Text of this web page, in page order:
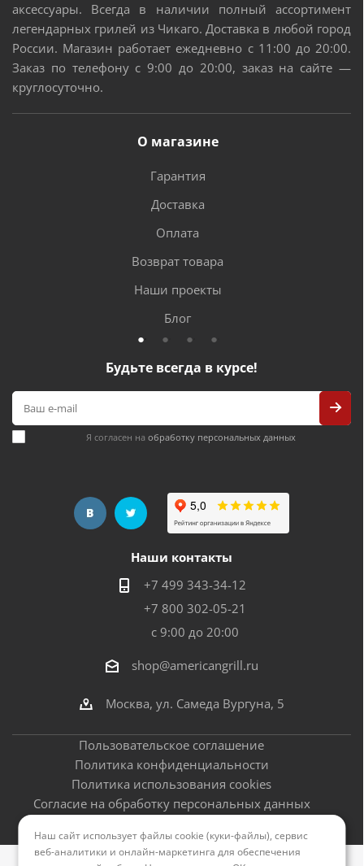
аксессуары. Всегда в наличии полный ассортимент
легендарных грилей из Чикаго. Доставка в любой город
России. Магазин работает ежедневно с 11:00 до 20:00.
Заказ по телефону с 9:00 до 20:00, заказ на сайте —
круглосуточно.
О магазине
Гарантия
Доставка
Оплата
Возврат товара
Наши проекты
Блог
Будьте всегда в курсе!
Я согласен на обработку персональных данных
Наши контакты
+7 499 343-34-12
+7 800 302-05-21
с 9:00 до 20:00
shop@americangrill.ru
Москва, ул. Самеда Вургуна, 5
Пользовательское соглашение
Политика конфиденциальности
Политика использования cookies
Согласие на обработку персональных данных
Наш сайт использует файлы cookie (куки-файлы), сервис
веб-аналитики и онлайн-маркетинга для обеспечения